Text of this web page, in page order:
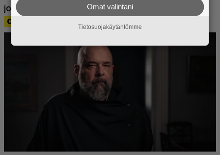
Omat valintani
Tietosuojakäytäntömme